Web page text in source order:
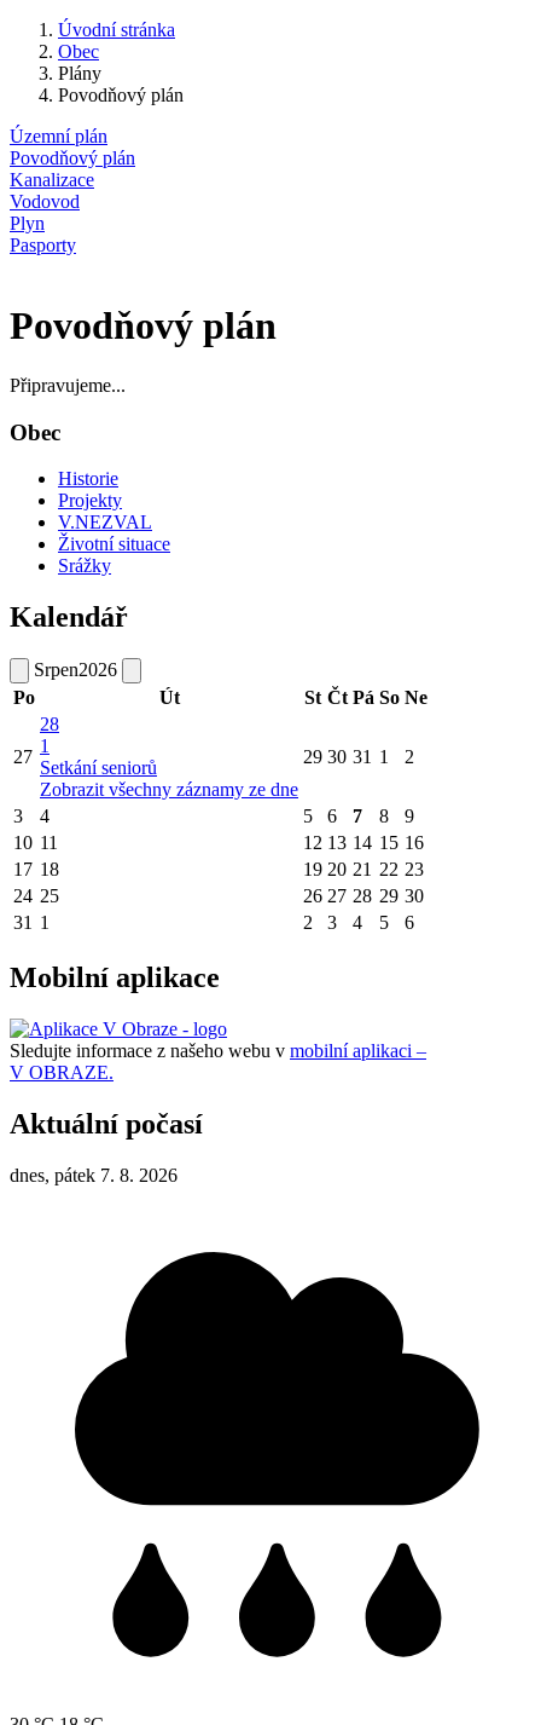
Úvodní stránka
Obec
Plány
Povodňový plán
Územní plán
Povodňový plán
Kanalizace
Vodovod
Plyn
Pasporty
Povodňový plán
Připravujeme...
Obec
Historie
Projekty
V.NEZVAL
Životní situace
Srážky
Kalendář
Srpen2026
Po
Út St Čt Pá So Ne
27
28
1
Setkání seniorů
Zobrazit všechny záznamy ze dne
29 30 31 1 2
3 4 5 6 7 8
9
10 11 12 13 14 15 16
17 18 19 20 21 22 23
24 25 26 27 28 29 30
31 1 2 3 4 5 6
Mobilní aplikace
Sledujte informace z našeho webu v mobilní aplikaci –
V OBRAZE.
Aktuální počasí
dnes, pátek 7. 8. 2026